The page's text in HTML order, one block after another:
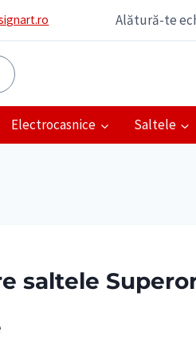
Alătură-te
Electrocasnice Saltele
saltele